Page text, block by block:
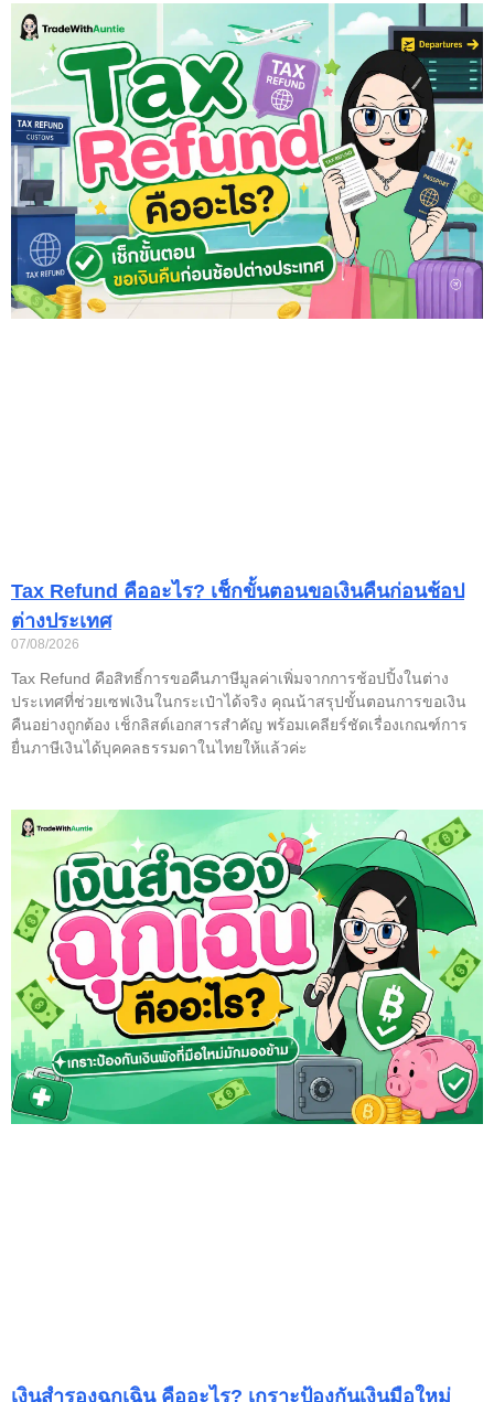
Tax Refund คืออะไร? เช็กขั้นตอนขอเงินคืนก่อนช้อป
ต่างประเทศ
07/08/2026
Tax Refund คือสิทธิ์การขอคืนภาษีมูลค่าเพิ่มจากการช้อปปิ้งในต่าง
ประเทศที่ช่วยเซฟเงินในกระเป๋าได้จริง คุณน้าสรุปขั้นตอนการขอเงิน
คืนอย่างถูกต้อง เช็กลิสต์เอกสารสำคัญ พร้อมเคลียร์ชัดเรื่องเกณฑ์การ
ยื่นภาษีเงินได้บุคคลธรรมดาในไทยให้แล้วค่ะ
เงินสำรองฉุกเฉิน คืออะไร? เกราะป้องกันเงินมือใหม่